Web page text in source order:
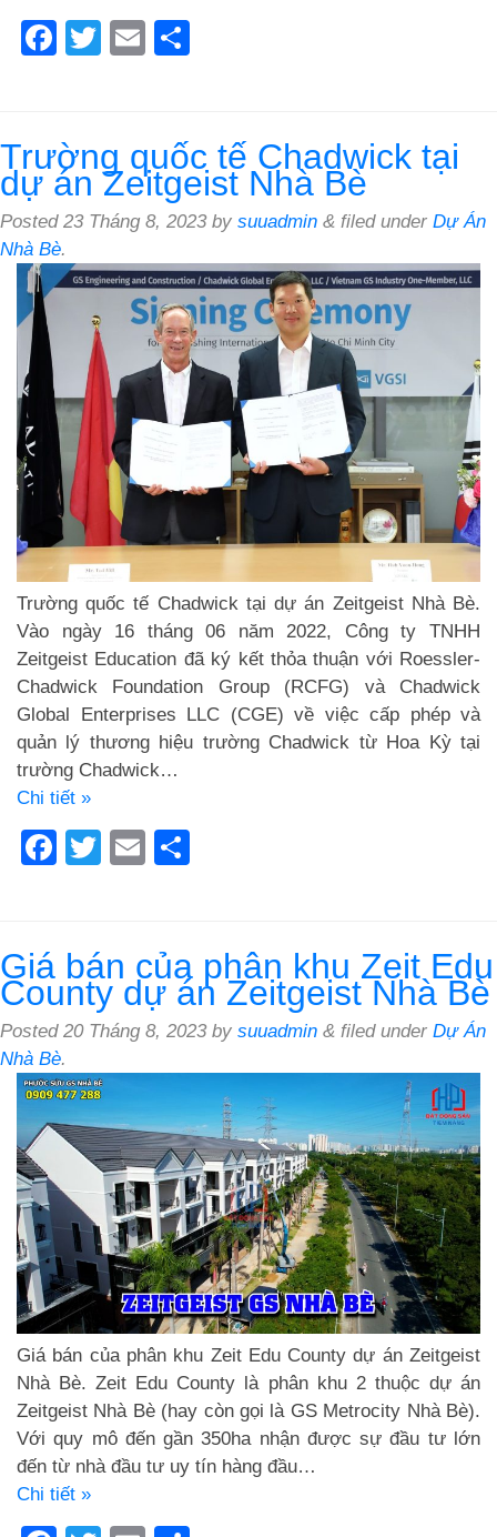
Facebook
TwitterEmail
Trường quốc tế Chadwick tại
dự án Zeitgeist Nhà Bè
Posted 23 Tháng 8, 2023by suuadmin & filed under Dự Án
Nhà Bè.
Trường quốc tế Chadwick tại dự án Zeitgeist Nhà Bè.
Vào ngày 16 tháng 06 năm 2022, Công ty TNHH
Zeitgeist Education đã ký kết thỏa thuận với Roessler-
Chadwick Foundation Group (RCFG) và Chadwick
Global Enterprises LLC (CGE) về việc cấp phép và
quản lý thương hiệu trường Chadwick từ Hoa Kỳ tại
trường Chadwick…
Chi tiết »
Facebook
Twitter
Email
Giá bán của phân khu Zeit Edu
County dự án Zeitgeist Nhà Bè
Posted 20 Tháng 8, 2023by suuadmin & filed under Dự Án
Nhà Bè.
Giá bán của phân khu Zeit Edu County dự án Zeitgeist
Nhà Bè. Zeit Edu County là phân khu 2 thuộc dự án
Zeitgeist Nhà Bè (hay còn gọi là GS Metrocity Nhà Bè).
Với quy mô đến gần 350ha nhận được sự đầu tư lớn
đến từ nhà đầu tư uy tín hàng đầu…
Chi tiết »